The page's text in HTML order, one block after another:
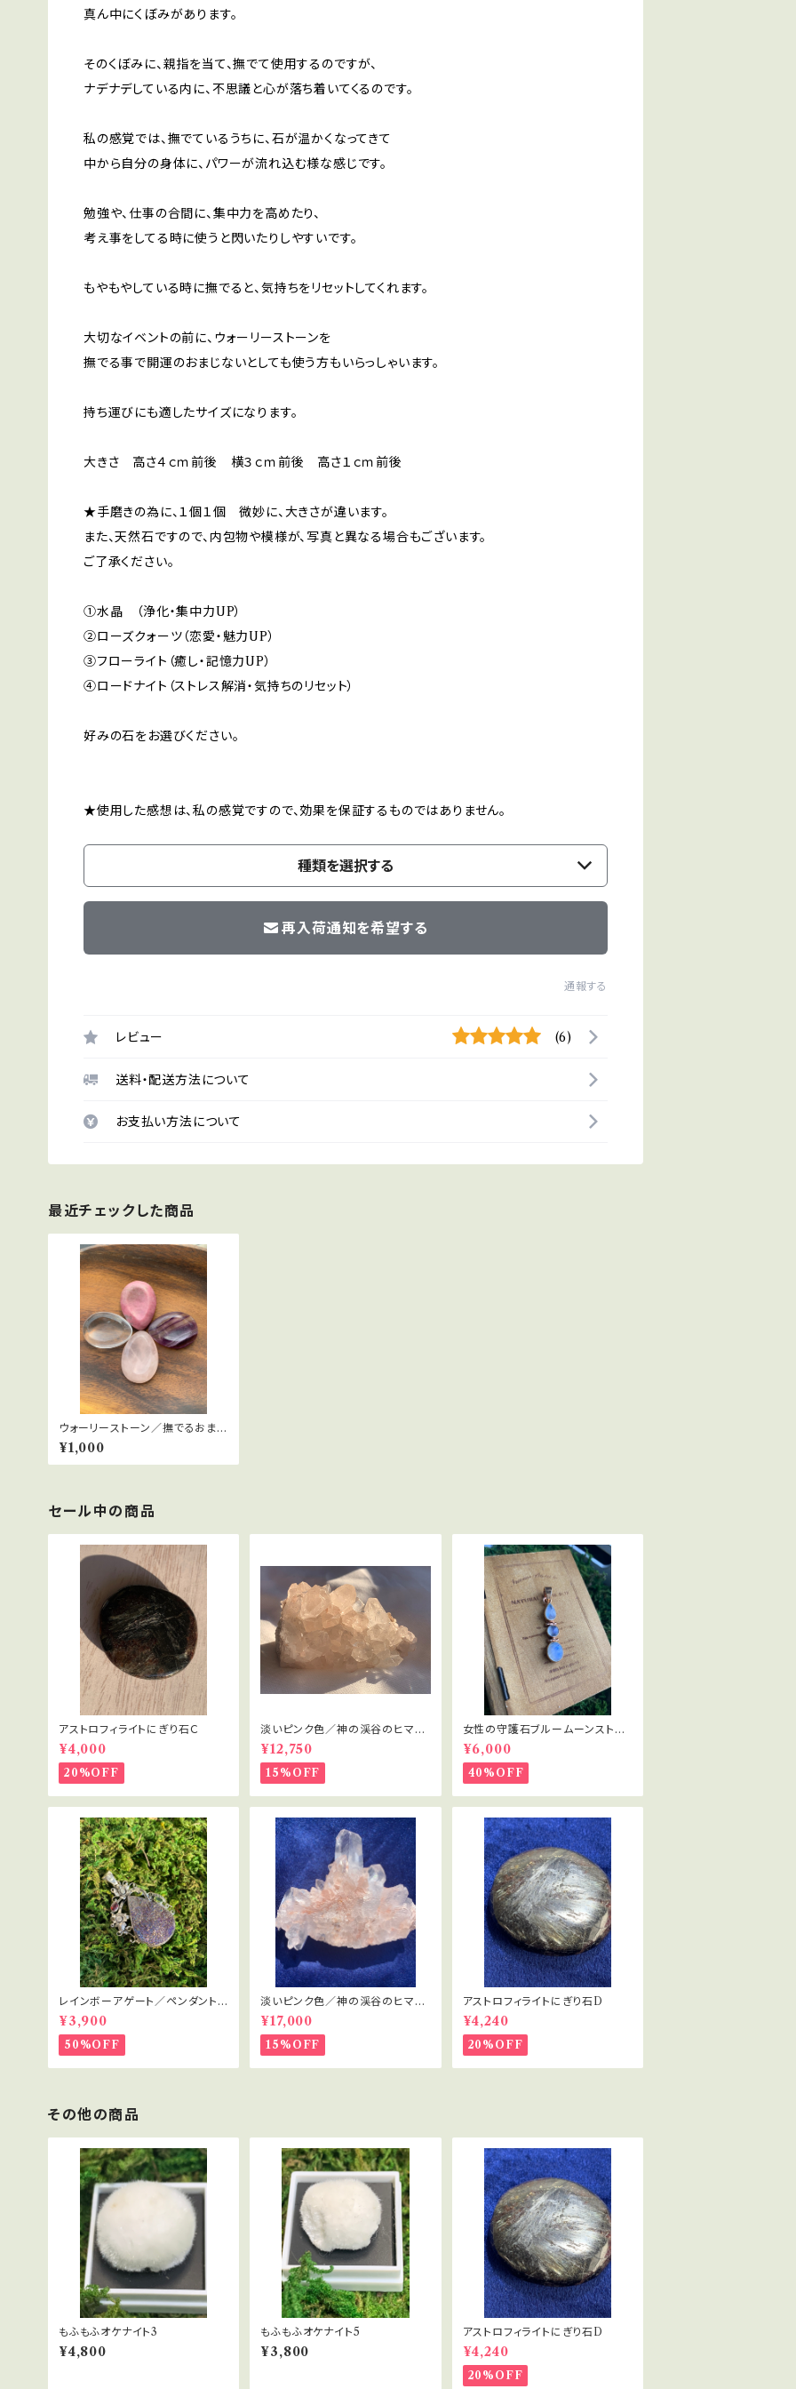
真ん中にくぼみがあります。
そのくぼみに、親指を当て、撫でて使用するのですが、
ナデナデしている内に、不思議と心が落ち着いてくるのです。
私の感覚では、撫でているうちに、石が温かくなってきて
中から自分の身体に、パワーが流れ込む様な感じです。
勉強や、仕事の合間に、集中力を高めたり、
考え事をしてる時に使うと閃いたりしやすいです。
もやもやしている時に撫でると、気持ちをリセットしてくれます。
大切なイベントの前に、ウォーリーストーンを
撫でる事で開運のおまじないとしても使う方もいらっしゃいます。
持ち運びにも適したサイズになります。
大きさ 高さ４ｃｍ前後 横３ｃｍ前後 高さ１ｃｍ前後
★手磨きの為に、１個１個 微妙に、大きさが違います。
また、天然石ですので、内包物や模様が、写真と異なる場合もございます。
ご了承ください。
①水晶 （浄化・集中力UP）
②ローズクォーツ（恋愛・魅力UP）
③フローライト（癒し・記憶力UP）
④ロードナイト（ストレス解消・気持ちのリセット）
好みの石をお選びください。
★使用した感想は、私の感覚ですので、効果を保証するものではありません。
種類を選択する
再入荷通知を希望する
通報する
レビュー (6)
送料・配送方法について
お支払い方法について
最近チェックした商品
ウォーリーストーン／撫でるおまじ
ない石
¥1,000
セール中の商品
アストロフィライトにぎり石Ｃ
¥4,000
20%OFF
淡いピンク色／神の渓谷のヒマラ
ヤ水晶 1
¥12,750
15%OFF
女性の守護石ブルームーンストー
ン
¥6,000
40%OFF
レインボーアゲート／ペンダントト
ップ／未知の世界
¥3,900
50%OFF
淡いピンク色／神の渓谷のヒマラ
ヤ水晶 2
¥17,000
15%OFF
アストロフィライトにぎり石D
¥4,240
20%OFF
その他の商品
もふもふオケナイト3
¥4,800
もふもふオケナイト5
¥3,800
アストロフィライトにぎり石D
¥4,240
20%OFF